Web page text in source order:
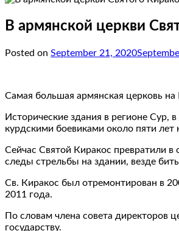
В армянской церкви
Posted on September 21, 2020
Самая большая армянская церковь
Исторические здания в регионе Сур,
курдскими боевиками около пяти лет
Сейчас Святой Киракос превратили в
следы стрельбы на здании, везде
Св. Киракос был отремонтирован в
2011 года.
По словам члена совета директоров
государству.